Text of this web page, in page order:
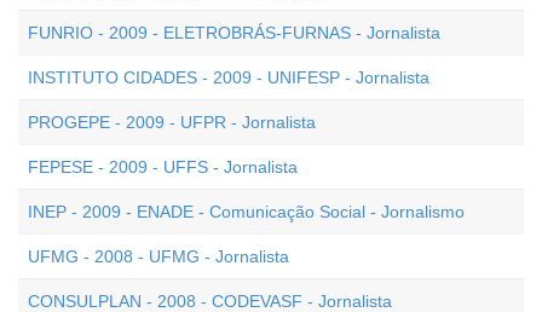
FUNRIO - 2009 - ELETROBRÁS-FURNAS - Jornalista
INSTITUTO CIDADES - 2009 - UNIFESP - Jornalista
PROGEPE - 2009 - UFPR - Jornalista
FEPESE - 2009 - UFFS - Jornalista
INEP - 2009 - ENADE - Comunicação Social - Jornalismo
UFMG - 2008 - UFMG - Jornalista
CONSULPLAN - 2008 - CODEVASF - Jornalista